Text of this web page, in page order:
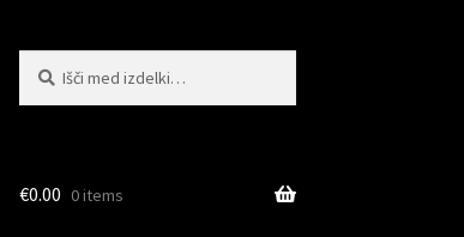
€0.00 0 items